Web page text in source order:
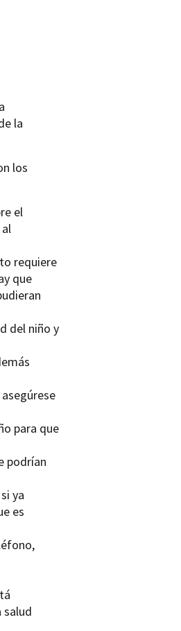
la
los
el
requiere
que
del niño y
para que
podrían
ya
es
salud